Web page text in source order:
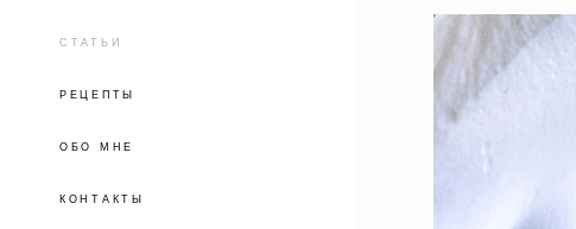
СТАТЬИ
РЕЦЕПТЫ
ОБО МНЕ
КОНТАКТЫ